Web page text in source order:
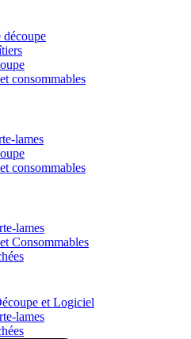
découpe
consommables
lames
consommables
lames
Consommables
et Logiciel
lames